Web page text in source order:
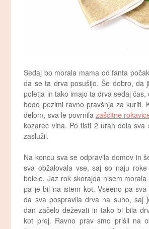
Sedaj bo morala mama od fanta
da se ta drva posušijo. Še dobro, da
poletja in tako imajo ta drva sedaj čas,
bodo pozimi ravno pravšnja za kuriti.
delom, sva le povrnila zaščitne
kozarec vina. Po tisti 2 urah dela sva
zaslužil.
Na koncu sva se odpravila domov in
sva obžalovala vse, saj so naju
bolele. Jaz rok skorajda nisem
pa je bil na istem kot. Vseeno pa sva
da sva pospravila drva na suho, saj
dan začelo deževati in tako bi bila
kot prej. Ravno prav smo prišli na